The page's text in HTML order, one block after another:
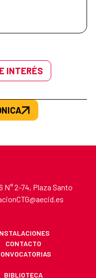
INTERÉS
N° 2-74, Plaza Santo
CONTACTO
BIBLIOTECA